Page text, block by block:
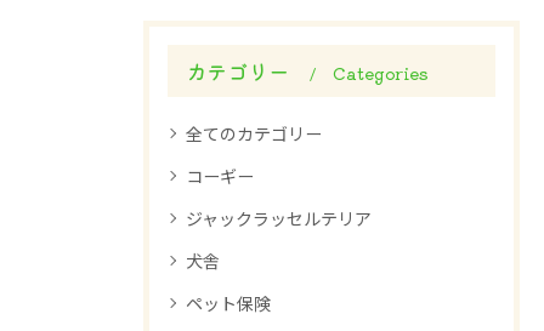
カテゴリー Categories
全てのカテゴリー
コーギー
ジャックラッセルテリア
犬舎
ペット保険